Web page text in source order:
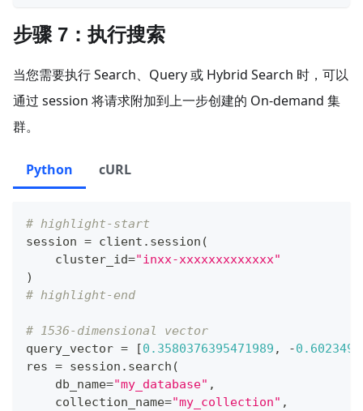
步骤 7：执行搜索
当您需要执行 Search、Query 或 Hybrid Search 时，可以
通过 session 将请求附加到上一步创建的 On-demand 集
群。
Python cURL
# highlight-start
session = client . session (
    cluster_id
="inxx-xxxxxxxxxxxxx"
)
# highlight-end
# 1536-dimensional vector
query_vector = [0.3580376395471989 , -
res = session . search (
    db_name
="my_database" ,
    collection_name
="my_collection" ,